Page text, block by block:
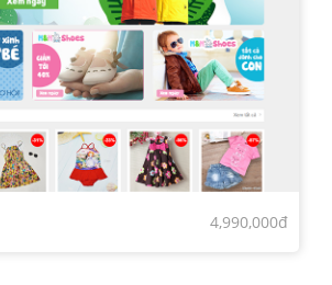
4,990,000đ